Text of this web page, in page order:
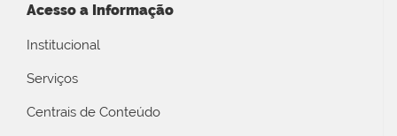
Acesso a Informação
Institucional
Serviços
Centrais de Conteúdo